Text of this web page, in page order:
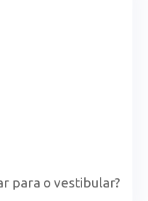
para o vestibular?